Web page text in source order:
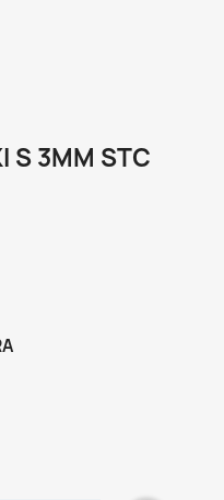
S 3MM STC